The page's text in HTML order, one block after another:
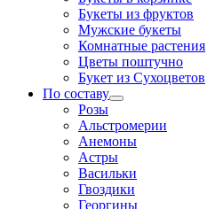
Букеты из фруктов
Мужские букеты
Комнатные растения
Цветы поштучно
Букет из Сухоцветов
По составу
Розы
Альстромерии
Анемоны
Астры
Васильки
Гвоздики
Георгины